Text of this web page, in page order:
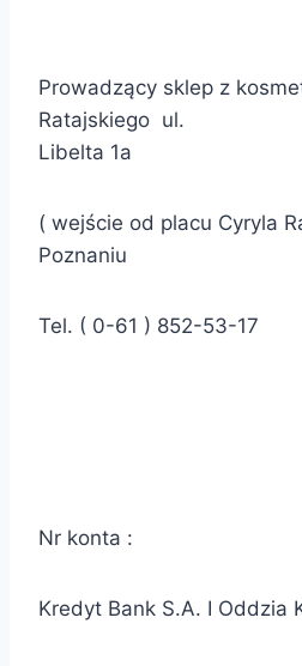
Prowadzący sklep z
Ratajskiego ul.
Libelta 1a
( wejście od placu Cyryla
Poznaniu
Tel. ( 0-61 ) 852-53-17
Nr konta :
Kredyt Bank S.A. I Oddzia